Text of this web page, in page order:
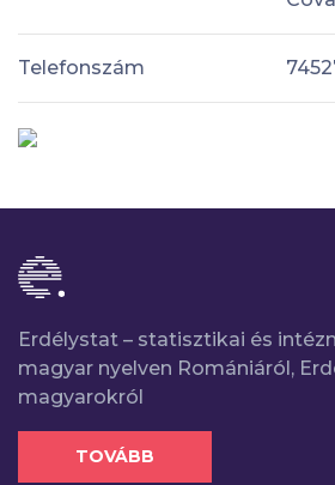
Telefonszám
Erdélystat – statisztikai és
magyar nyelven Romániáról,
magyarokról
TOVÁBB